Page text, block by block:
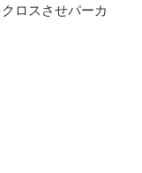
ロスさせパーカ